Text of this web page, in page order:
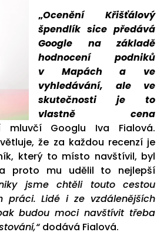
„Ocenění Křišťálový
špendlík sice předává
Google na základě
hodnocení podniků
v Mapách a ve
vyhledávání, ale ve
skutečnosti je to
vlastně cena
mluvčí Googlu Iva Fialová.
že za každou recenzí je
který to místo navštívil, byl
proto mu udělil to nejlepší
jsme chtěli touto cestou
práci. Lidé i ze vzdálenějších
budou moci navštívit třeba
dodává Fialová.